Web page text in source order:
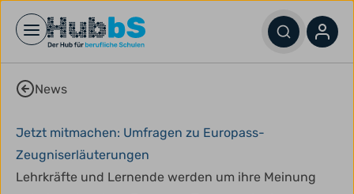
Open main menu
News
Jetzt mitmachen: Umfragen zu Europass-
Zeugniserläuterungen
Lehrkräfte und Lernende werden um ihre Meinung